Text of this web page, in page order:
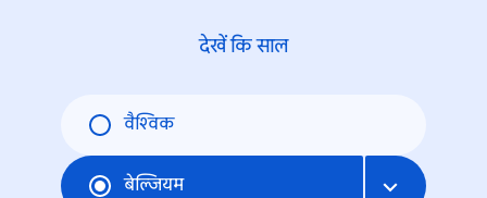
देखें कि साल
वैश्विक
बेल्जियम